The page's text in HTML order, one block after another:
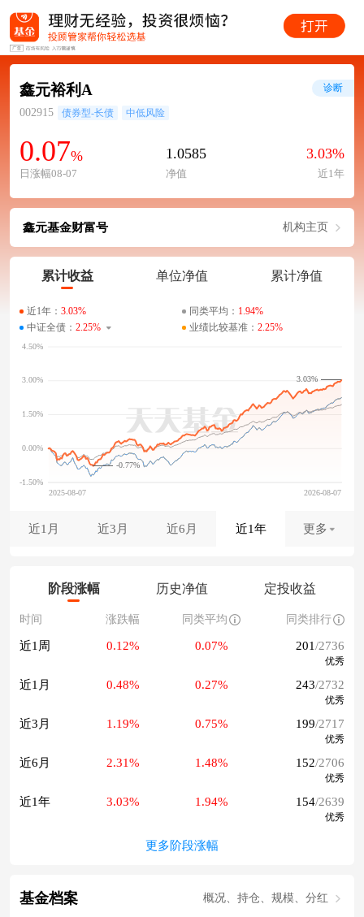
鑫元裕利A
002915 债券型-长债 中低风险
0.07%
日涨幅08-07
1.0585
净值
3.03%
近1年
诊断
鑫元基金财富号 机构主页
累计收益 单位净值 累计净值
近1年： 3.03% 同类平均： 1.94%
中证全债： 2.25% 业绩比较基准： 2.25%
-0.77%
3.03%
近1月 近3月 近6月 近1年 更多
阶段涨幅 历史净值 定投收益
时间 涨跌幅 同类平均 同类排行
近1周 0.12% 0.07% 201/2736
优秀
近1月 0.48% 0.27% 243/2732
优秀
近3月 1.19% 0.75% 199/2717
优秀
近6月 2.31% 1.48% 152/2706
优秀
近1年 3.03% 1.94% 154/2639
优秀
更多阶段涨幅
基金档案 概况、持仓、规模、分红